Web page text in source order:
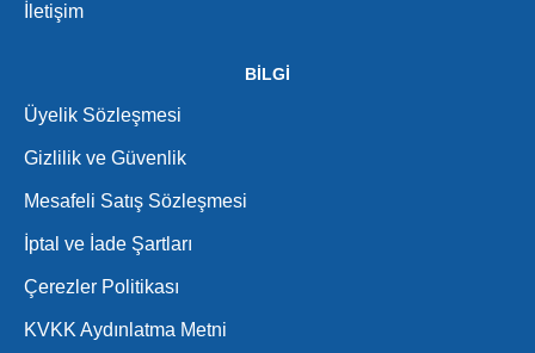
İletişim
BİLGİ
Üyelik Sözleşmesi
Gizlilik ve Güvenlik
Mesafeli Satış Sözleşmesi
İptal ve İade Şartları
Çerezler Politikası
KVKK Aydınlatma Metni